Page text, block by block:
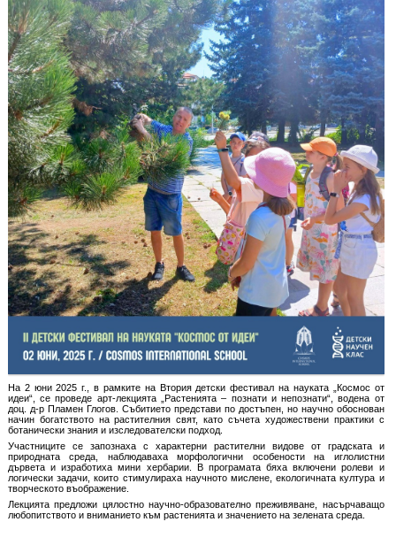
На 2 юни 2025 г., в рамките на Втория детски фестивал на науката „Космос от
идеи“, се проведе арт-лекцията „Растенията – познати и непознати“, водена от
доц. д-р Пламен Глогов. Събитието представи по достъпен, но научно обоснован
начин богатството на растителния свят, като съчета художествени практики с
ботанически знания и изследователски подход.
Участниците се запознаха с характерни растителни видове от градската и
природната среда, наблюдаваха морфологични особености на иглолистни
дървета и изработиха мини хербарии. В програмата бяха включени ролеви и
логически задачи, които стимулираха научното мислене, екологичната култура и
творческото въображение.
Лекцията предложи цялостно научно-образователно преживяване, насърчаващо
любопитството и вниманието към растенията и значението на зелената среда.